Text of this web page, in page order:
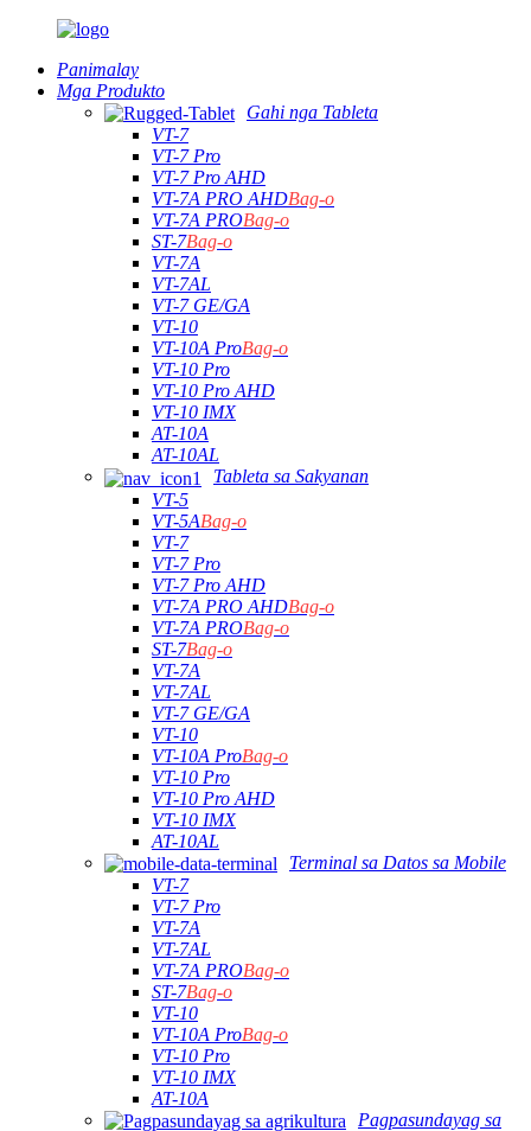
Panimalay
Mga Produkto
Gahi nga Tableta
VT-7
VT-7 Pro
VT-7 Pro AHD
VT-7A PRO AHDBag-o
VT-7A PROBag-o
ST-7Bag-o
VT-7A
VT-7AL
VT-7 GE/GA
VT-10
VT-10A ProBag-o
VT-10 Pro
VT-10 Pro AHD
VT-10 IMX
AT-10A
AT-10AL
Tableta sa Sakyanan
VT-5
VT-5ABag-o
VT-7
VT-7 Pro
VT-7 Pro AHD
VT-7A PRO AHDBag-o
VT-7A PROBag-o
ST-7Bag-o
VT-7A
VT-7AL
VT-7 GE/GA
VT-10
VT-10A ProBag-o
VT-10 Pro
VT-10 Pro AHD
VT-10 IMX
AT-10AL
Terminal sa Datos sa Mobile
VT-7
VT-7 Pro
VT-7A
VT-7AL
VT-7A PROBag-o
ST-7Bag-o
VT-10
VT-10A ProBag-o
VT-10 Pro
VT-10 IMX
AT-10A
Pagpasundayag sa